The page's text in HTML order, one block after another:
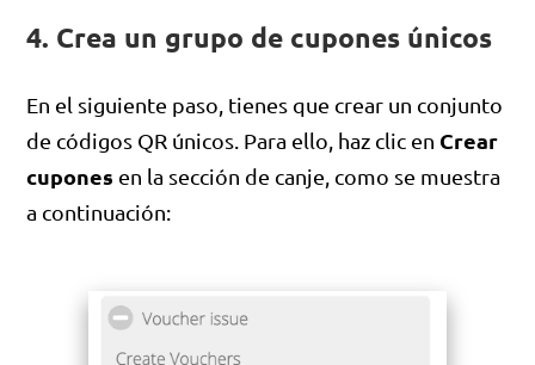
4. Crea un grupo de cupones únicos
En el siguiente paso, tienes que crear un conjunto
de códigos QR únicos. Para ello, haz clic en Crear
cupones en la sección de canje, como se muestra
a continuación: